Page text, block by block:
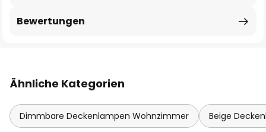
Bewertungen
Ähnliche Kategorien
Dimmbare Deckenlampen Wohnzimmer Beige